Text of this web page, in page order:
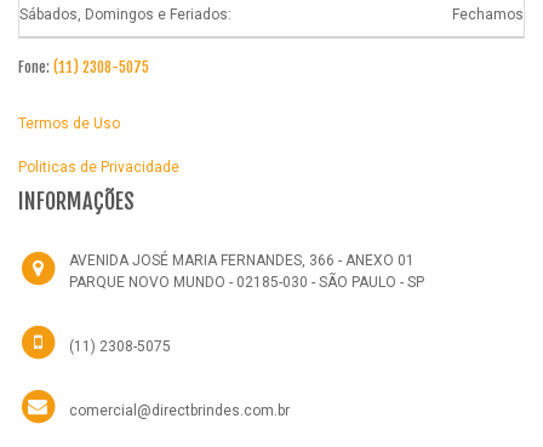
Sábados, Domingos e Feriados: Fechamos
Fone: (11) 2308-5075
Termos de Uso
Politicas de Privacidade
INFORMAÇÕES
AVENIDA JOSÉ MARIA FERNANDES, 366 - ANEXO 01
PARQUE NOVO MUNDO - 02185-030 - SÃO PAULO - SP
(11) 2308-5075
comercial@directbrindes.com.br